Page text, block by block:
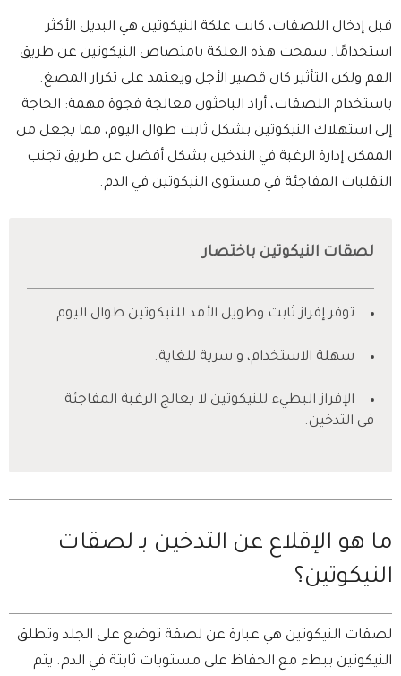
قبل إدخال اللصقات، كانت علكة النيكوتين هي البديل الأكثر
استخدامًا. سمحت هذه العلكة بامتصاص النيكوتين عن طريق
الفم ولكن التأثير كان قصير الأجل ويعتمد على تكرار المضغ.
باستخدام اللصقات، أراد الباحثون معالجة فجوة مهمة: الحاجة
إلى استهلاك النيكوتين بشكل ثابت طوال اليوم، مما يجعل من
الممكن إدارة الرغبة في التدخين بشكل أفضل عن طريق تجنب
التقلبات المفاجئة في مستوى النيكوتين في الدم.
لصقات النيكوتين باختصار
توفر إفراز ثابت وطويل الأمد للنيكوتين طوال اليوم.
سهلة الاستخدام، و سرية للغاية.
الإفراز البطيء للنيكوتين لا يعالج الرغبة المفاجئة
في التدخين.
ما هو الإقلاع عن التدخين بـ لصقات
النيكوتين؟
لصقات النيكوتين هي عبارة عن لصقة توضع على الجلد وتطلق
النيكوتين ببطء مع الحفاظ على مستويات ثابتة في الدم. يتم